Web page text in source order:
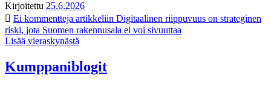
Kirjoitettu 25.6.2026
Ei kommentteja artikkeliin Digitaalinen riippuvuus on strateginen
riski, jota Suomen rakennusala ei voi sivuuttaa
Lisää vieraskynästä
Kumppaniblogit